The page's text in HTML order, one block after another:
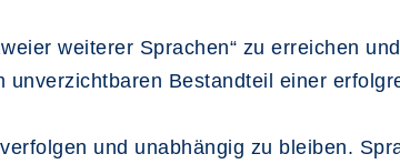
weiterer Sprachen“ zu erreichen
unverzichtbaren Bestandteil einer
und unabhängig zu bleiben.